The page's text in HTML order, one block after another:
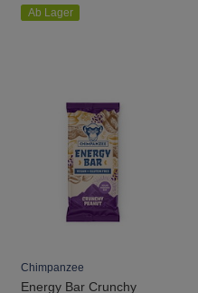
Ab Lager
Chimpanzee
Energy Bar Crunchy